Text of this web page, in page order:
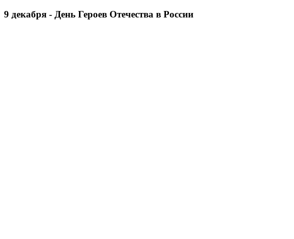
9 декабря - День Героев Отечества в России